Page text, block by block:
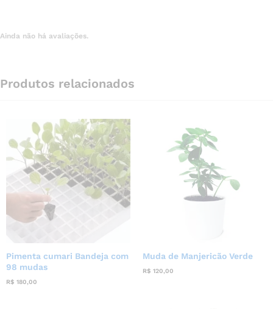
Ainda não há avaliações.
Produtos relacionados
Pimenta cumari Bandeja com
98 mudas
R$ 180,00
Muda de Manjericão Verde
R$ 120,00